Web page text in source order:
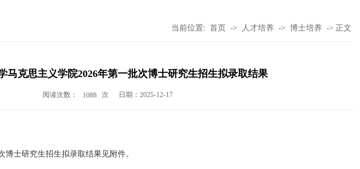
当前位置: 首页 -> 人才培养 -> 博士培养 -> 正文
马克思主义学院2026年第一批次博士研究生招生拟录取结果
阅读次数： 1088 次 日期：2025-12-17
士研究生招生拟录取结果见附件。